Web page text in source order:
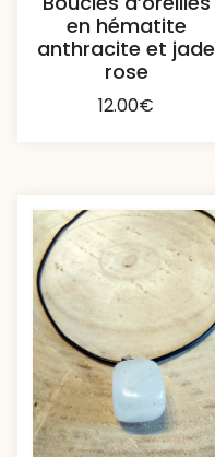
en hématite
anthracite et jade
rose
12.00€